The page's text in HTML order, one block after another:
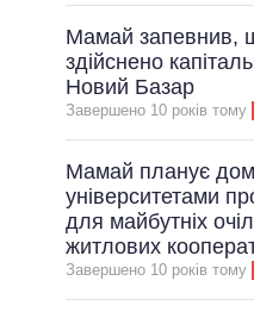
Мамай запевнив,
здійснено
Новий Базар
Завершено 10 рокiв тому
Мамай планує
університетами
для майбутніх
житлових
Завершено 10 рокiв тому